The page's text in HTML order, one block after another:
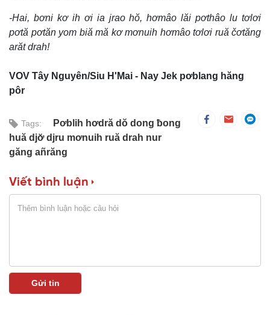
-Hai, bơni kơ ih ơi ia jrao hŏ, hơmâo lăi pơthâo lu tơlơi
pơtă pơtăn yom biă mă kơ mơnuih hơmâo tơlơi ruă čơtăng
arăt drah!
VOV Tây Nguyên/Siu H'Mai - Nay Jek pơblang hăng
pôr
Tags:
Pơblih hơdră dŏ dong ƀong
huă djơ̆ djru mơnuih ruă drah nur
găng añrăng
Viết bình luận